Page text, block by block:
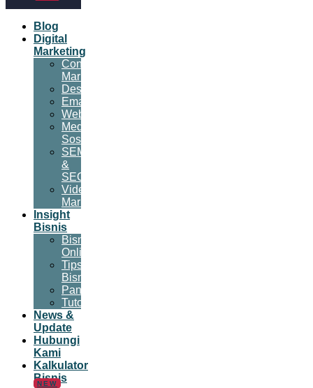
Blog
Digital
Marketing
Content
Marketing
Desain
Email
Website
Media
Sosial
SEM
&
SEO
Video
Marketing
Insight
Bisnis
Bisnis
Online
Tips
Bisnis
Panduan
Tutorial
News &
Update
Hubungi
Kami
Kalkulator
Bisnis
NEW